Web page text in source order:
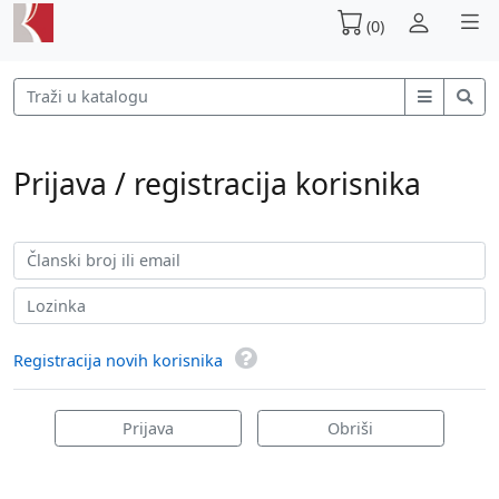
(0)
Prijava / registracija korisnika
Registracija novih korisnika
Prijava Obriši